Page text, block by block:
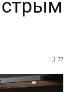
77